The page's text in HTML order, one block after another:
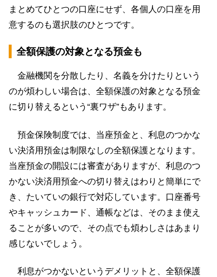
まとめてひとつの口座にせず、各個人の口座を用
意するのも選択肢のひとつです。
全額保護の対象となる預金も
金融機関を分散したり、名義を分けたりという
のが煩わしい場合は、全額保護の対象となる預金
に切り替えるという“裏ワザ”もあります。
預金保険制度では、当座預金と、利息のつかな
い決済用預金は制限なしの全額保護となります。
当座預金の開設には審査がありますが、利息のつ
かない決済用預金への切り替えはわりと簡単にで
き、たいていの銀行で対応しています。口座番号
やキャッシュカード、通帳などは、そのまま使え
ることが多いので、その点でも煩わしさはあまり
感じないでしょう。
利息がつかないというデメリットと、全額保護